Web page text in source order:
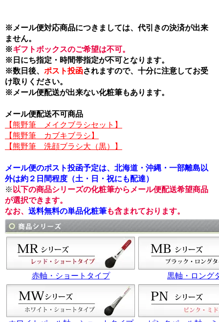
※メール便対応商品につきましては、代引きの決済が出来
ません。
※ギフトボックスのご希望は不可。
※日にち指定・時間帯指定が不可となります。
※数日後、 ポスト投函されますので、十分に注意してお受
け取りください。
※メール便配送が出来ない化粧筆もあります。
メール便配送不可商品
【熊野筆 メイクブラシセット】
【熊野筆 カブキブラシ】
【熊野筆 洗顔ブラシ大（黒）】
メール便のポスト投函予定は、北海道・沖縄・一部離島以
外は約２日間程度（土・日・祝にも配達）
※ 以下の商品シリーズの化粧筆からメール便配送希望商品
が選択できます。
なお、 送料無料の単品化粧筆も含まれております。
赤軸・ショートタイプ 黒軸・ロング